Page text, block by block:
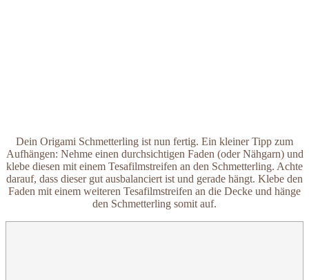
Dein Origami Schmetterling ist nun fertig. Ein kleiner Tipp zum
Aufhängen: Nehme einen durchsichtigen Faden (oder Nähgarn) und
klebe diesen mit einem Tesafilmstreifen an den Schmetterling. Achte
darauf, dass dieser gut ausbalanciert ist und gerade hängt. Klebe den
Faden mit einem weiteren Tesafilmstreifen an die Decke und hänge
den Schmetterling somit auf.